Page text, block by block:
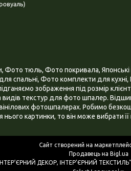
тюль, Фото покривала, Японські
спальні, Фото комплекти для
зображення під розмір
видів текстур для фото шпалер.
фотошпалерах. Робимо
картинки, то він може вибрати
Сайт створений на
Продавець на Bigl.ua